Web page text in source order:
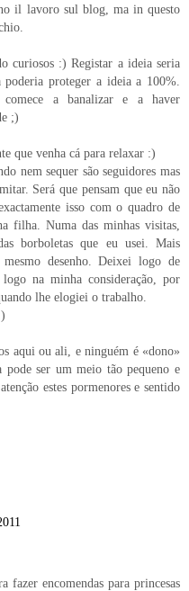
il lavoro sul blog, ma in questo
curiosos :) Registar a ideia seria
proteger a ideia a 100%.
a banalizar e a haver
;)
que venha cá para relaxar :)
nem sequer são seguidores mas
Será que pensam que eu não
isso com o quadro de
filha. Numa das minhas visitas,
borboletas que eu usei. Mais
desenho. Deixei logo de
logo na minha consideração, por
lhe elogiei o trabalho.
aqui ou ali, e ninguém é «dono»
pode ser um meio tão pequeno e
estes pormenores e sentido
fazer encomendas para princesas